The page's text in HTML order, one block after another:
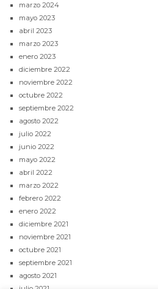
marzo 2024
mayo 2023
abril 2023
marzo 2023
enero 2023
diciembre 2022
noviembre 2022
octubre 2022
septiembre 2022
agosto 2022
julio 2022
junio 2022
mayo 2022
abril 2022
marzo 2022
febrero 2022
enero 2022
diciembre 2021
noviembre 2021
octubre 2021
septiembre 2021
agosto 2021